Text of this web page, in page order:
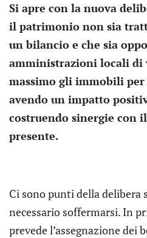
Si apre con la nuova
il patrimonio non sia
un bilancio e che sia
amministrazioni locali di
massimo gli immobili
avendo un impatto
costruendo sinergie con
presente.
Ci sono punti della delibera
necessario soffermarsi. In
prevede l’assegnazione dei